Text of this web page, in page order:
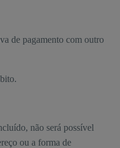
de pagamento com outro
não será possível
ou a forma de